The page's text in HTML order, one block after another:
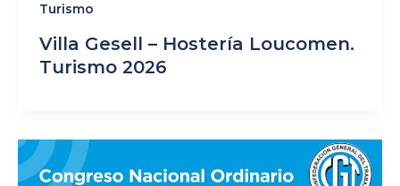
Turismo
Villa Gesell – Hostería Loucomen.
Turismo 2026